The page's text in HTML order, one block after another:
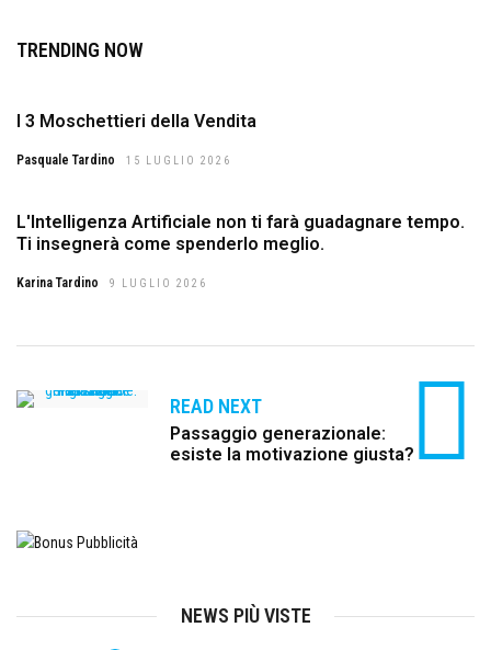
TRENDING NOW
I 3 Moschettieri della Vendita
Pasquale Tardino 15 LUGLIO 2026
L'Intelligenza Artificiale non ti farà guadagnare tempo.
Ti insegnerà come spenderlo meglio.
Karina Tardino 9 LUGLIO 2026
READ NEXT
Passaggio generazionale:
esiste la motivazione giusta?
NEWS PIÙ VISTE